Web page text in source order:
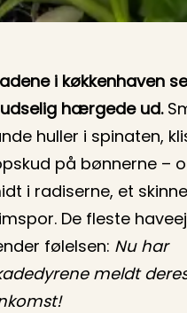
i køkkenhaven
hærgede ud.
huller i spinaten,
på bønnerne –
i radiserne, et
De fleste
følelsen: Nu har
meldt